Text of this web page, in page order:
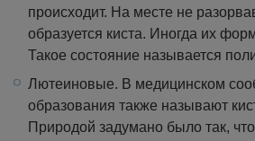
происходит. На месте не
образуется киста. Иногда их
Такое состояние называется
Лютеиновые. В медицинском
образования также называют
Природой задумано было так,